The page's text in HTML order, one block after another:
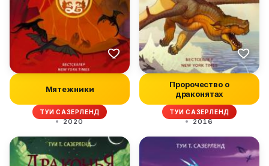
Мятежники
ТУИ САЗЕРЛЕНД
2020
Пророчество о
драконятах
ТУИ САЗЕРЛЕНД
2016